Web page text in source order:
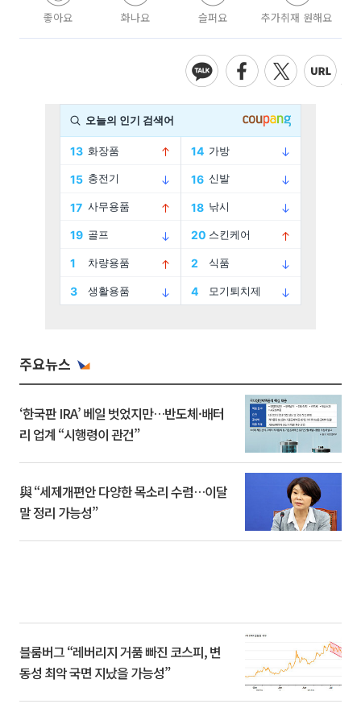
좋아요 화나요 슬퍼요 추가취재 원해요
주요뉴스
‘한국판 IRA’ 베일 벗었지만…반도체·배터
리 업계 “시행령이 관건”
與 “세제개편안 다양한 목소리 수렴…이달
말 정리 가능성”
블룸버그 “레버리지 거품 빠진 코스피, 변
동성 최악 국면 지났을 가능성”